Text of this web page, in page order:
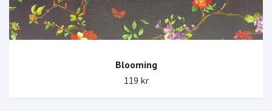
Blooming
119 kr